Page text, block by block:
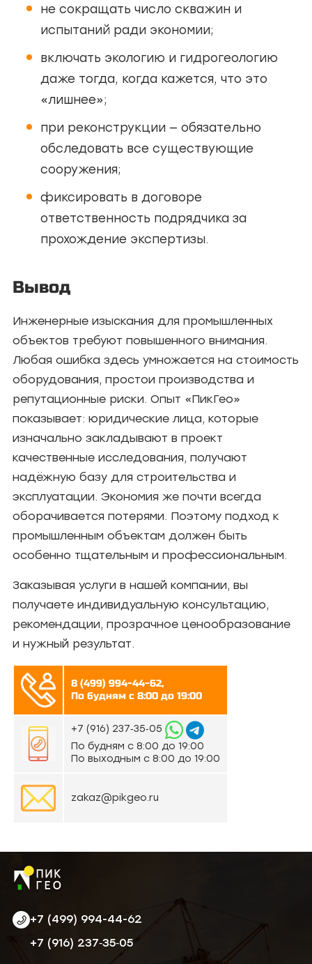
не сокращать число скважин и
испытаний ради экономии;
включать экологию и гидрогеологию
даже тогда, когда кажется, что это
«лишнее»;
при реконструкции — обязательно
обследовать все существующие
сооружения;
фиксировать в договоре
ответственность подрядчика за
прохождение экспертизы.
Вывод
Инженерные изыскания для промышленных
объектов требуют повышенного внимания.
Любая ошибка здесь умножается на стоимость
оборудования, простои производства и
репутационные риски. Опыт «ПикГео»
показывает: юридические лица, которые
изначально закладывают в проект
качественные исследования, получают
надёжную базу для строительства и
эксплуатации. Экономия же почти всегда
оборачивается потерями. Поэтому подход к
промышленным объектам должен быть
особенно тщательным и профессиональным.
Заказывая услуги в нашей компании, вы
получаете индивидуальную консультацию,
рекомендации, прозрачное ценообразование
и нужный результат.
8 (499) 994-44-62,
По будням с 8:00 до 19:00
‪+7 (916) 237‑35‑05‬
По будням с 8:00 до 19:00
По выходным с 8:00 до 19:00
zakaz@pikgeo.ru
+7 (499) 994-44-62
‪+7 (916) 237‑35‑05‬